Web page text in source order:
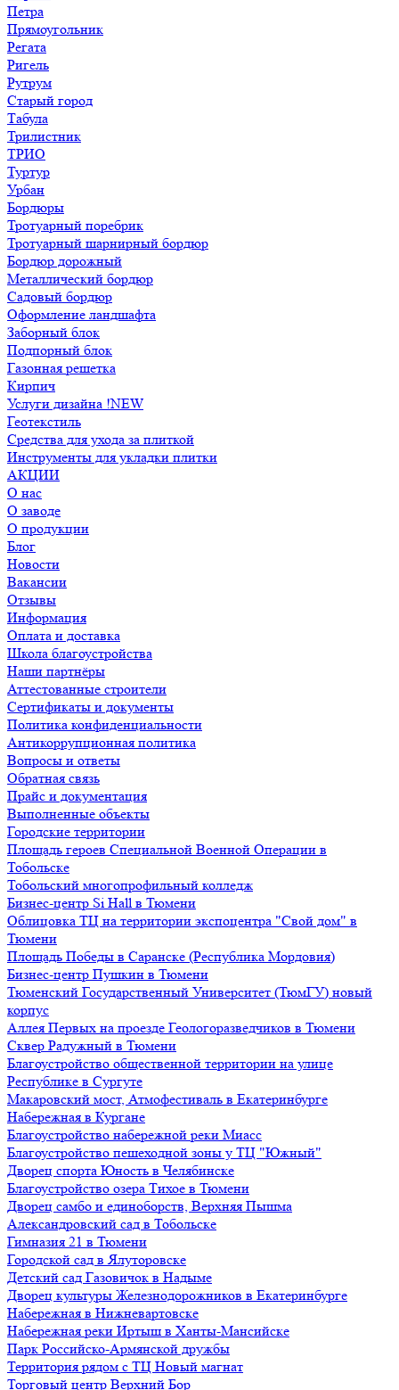
Петра
Прямоугольник
Регата
Ригель
Рутрум
Старый город
Табула
Трилистник
ТРИО
Туртур
Урбан
Бордюры
Тротуарный поребрик
Тротуарный шарнирный бордюр
Бордюр дорожный
Металлический бордюр
Садовый бордюр
Оформление ландшафта
Заборный блок
Подпорный блок
Газонная решетка
Кирпич
Услуги дизайна !NEW
Геотекстиль
Средства для ухода за плиткой
Инструменты для укладки плитки
АКЦИИ
О нас
О заводе
О продукции
Блог
Новости
Вакансии
Отзывы
Информация
Оплата и доставка
Школа благоустройства
Наши партнёры
Аттестованные строители
Сертификаты и документы
Политика конфиденциальности
Антикоррупционная политика
Вопросы и ответы
Обратная связь
Прайс и документация
Выполненные объекты
Городские территории
Площадь героев Специальной Военной Операции в
Тобольске
Тобольский многопрофильный колледж
Бизнес-центр Si Hall в Тюмени
Облицовка ТЦ на территории экспоцентра "Свой дом" в
Тюмени
Площадь Победы в Саранске (Республика Мордовия)
Бизнес-центр Пушкин в Тюмени
Тюменский Государственный Университет (ТюмГУ) новый
корпус
Аллея Первых на проезде Геологоразведчиков в Тюмени
Сквер Радужный в Тюмени
Благоустройство общественной территории на улице
Республике в Сургуте
Макаровский мост, Атмофестиваль в Екатеринбурге
Набережная в Кургане
Благоустройство набережной реки Миасс
Благоустройство пешеходной зоны у ТЦ "Южный"
Дворец спорта Юность в Челябинске
Благоустройство озера Тихое в Тюмени
Дворец самбо и единоборств, Верхняя Пышма
Александровский сад в Тобольске
Гимназия 21 в Тюмени
Городской сад в Ялуторовске
Детский сад Газовичок в Надыме
Дворец культуры Железнодорожников в Екатеринбурге
Набережная в Нижневартовске
Набережная реки Иртыш в Ханты-Мансийске
Парк Российско-Армянской дружбы
Территория рядом с ТЦ Новый магнат
Торговый центр Верхний Бор